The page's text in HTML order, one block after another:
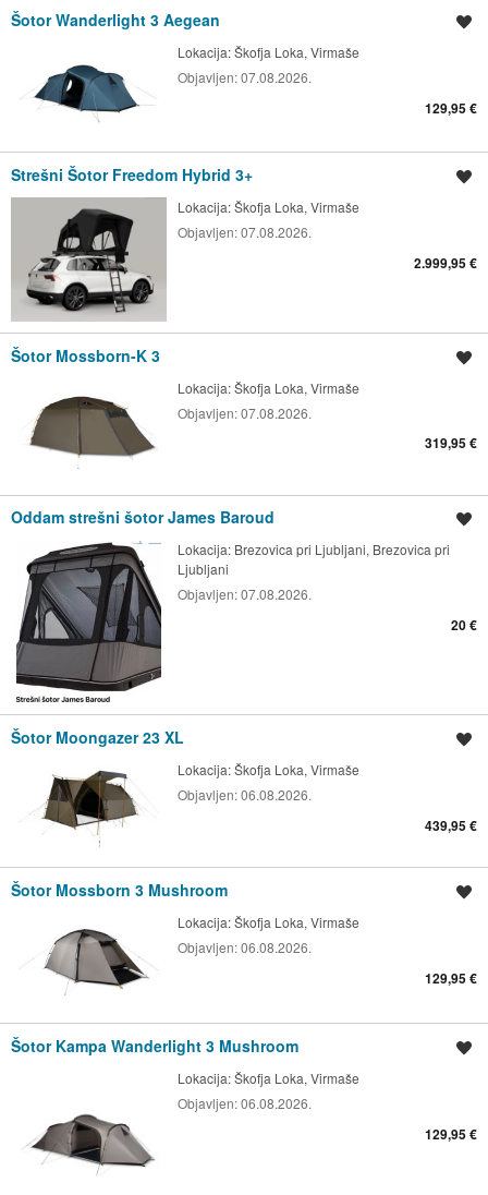
Šotor Wanderlight 3 Aegean
Lokacija:Škofja Loka, Virmaše
Objavljen:07.08.2026.
129,95 €
Strešni Šotor Freedom Hybrid 3+
Lokacija:Škofja Loka, Virmaše
Objavljen:07.08.2026.
2.999,95 €
Šotor Mossborn-K 3
Lokacija:Škofja Loka, Virmaše
Objavljen:07.08.2026.
319,95 €
Oddam strešni šotor James Baroud
Lokacija: Brezovica pri Ljubljani, Brezovica pri
Ljubljani
Objavljen:07.08.2026.
20 €
Šotor Moongazer 23 XL
Lokacija:Škofja Loka, Virmaše
Objavljen:06.08.2026.
439,95 €
Šotor Mossborn 3 Mushroom
Lokacija:Škofja Loka, Virmaše
Objavljen:06.08.2026.
129,95 €
Šotor Kampa Wanderlight 3 Mushroom
Lokacija:Škofja Loka, Virmaše
Objavljen:06.08.2026.
129,95 €